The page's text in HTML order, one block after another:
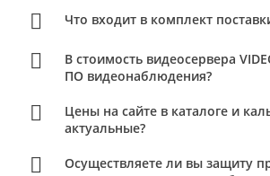
Что входит в комплект
В стоимость видеосервера
ПО видеонаблюдения?
Цены на сайте в каталоге и
актуальные?
Осуществляете ли вы защиту